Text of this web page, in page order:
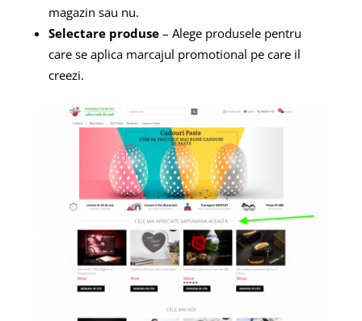
magazin sau nu.
Selectare produse– Alege produsele pentru
care se aplica marcajul promotional pe care il
creezi.